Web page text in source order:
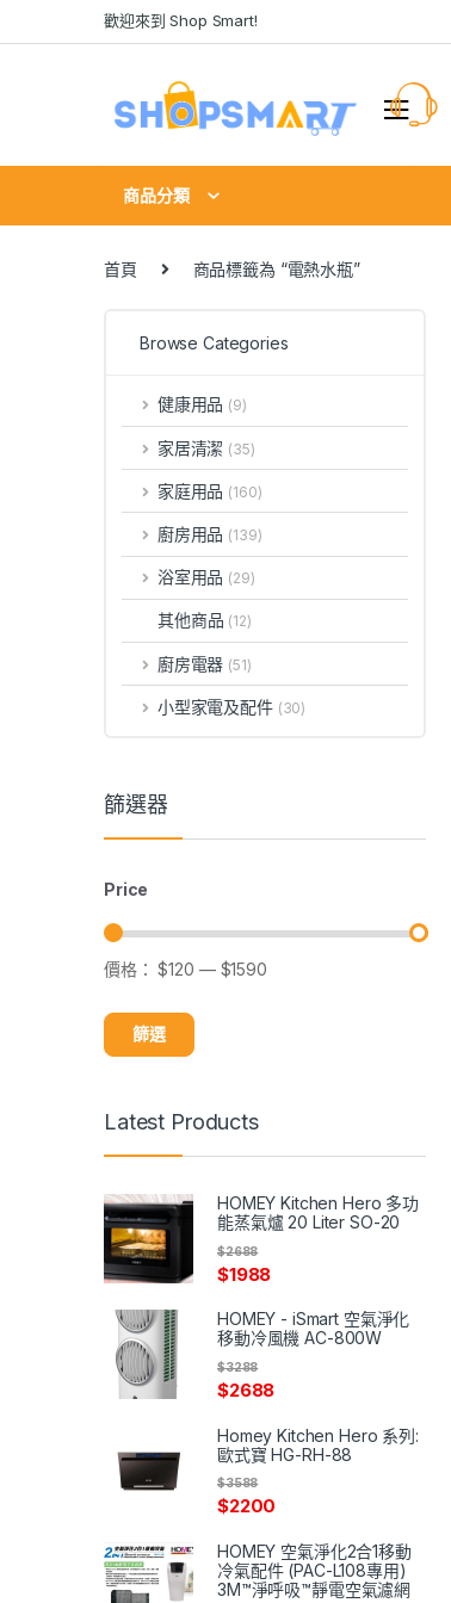
to
to
歡迎來到 Shop Smart!
商品分類
首頁 商品標籤為 “電熱水瓶”
Browse Categories
健康用品 (9)
家居清潔 (35)
家庭用品 (160)
廚房用品 (139)
浴室用品 (29)
其他商品 (12)
廚房電器 (51)
小型家電及配件 (30)
篩選器
Price
篩選
價格：$120 — $1590
Latest Products
HOMEY Kitchen Hero 多功
能蒸氣爐 20 Liter SO-20
$1988
$2688
HOMEY - iSmart 空氣淨化
移動冷風機 AC-800W
$2688
$3288
Homey Kitchen Hero 系列:
歐式寶 HG-RH-88
$2200
$3588
HOMEY 空氣淨化2合1移動
冷氣配件 (PAC-L108專用)
3M™淨呼吸™靜電空氣濾網